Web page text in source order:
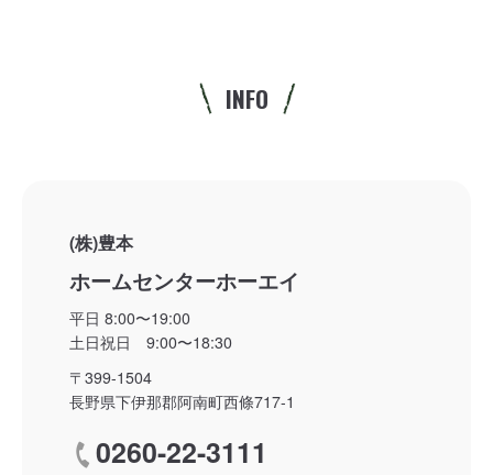
INFO
(株)豊本
ホームセンターホーエイ
平日 8:00〜19:00
土日祝日 9:00〜18:30
〒399-1504
長野県下伊那郡阿南町西條717-1
call0260-22-3111